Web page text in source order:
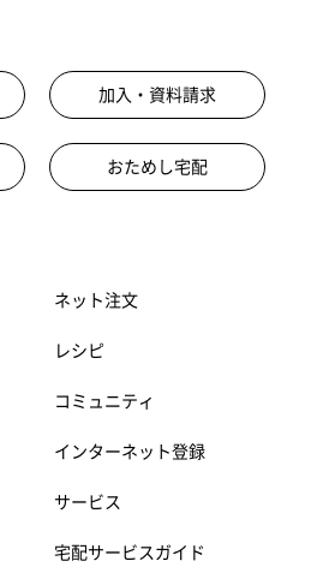
加入・資料請求
おためし宅配
ネット注文
レシピ
コミュニティ
インターネット登録
サービス
宅配サービスガイド